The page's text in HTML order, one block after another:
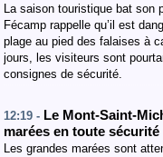
La saison touristique bat son
Fécamp rappelle qu’il est
plage au pied des falaises à
jours, les visiteurs sont
consignes de sécurité.
12:19 - Le Mont-Saint-
marées en toute sécurité
Les grandes marées sont